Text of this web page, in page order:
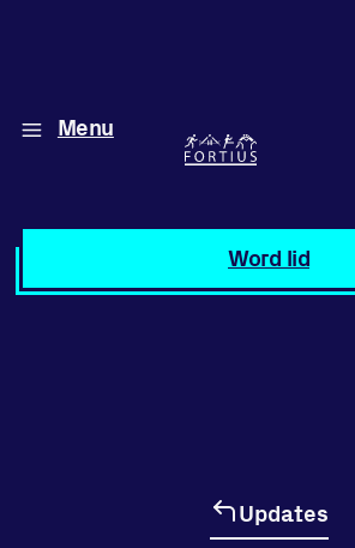
Menu
Word lid
Diverse disciplines
Atletiek
Updates